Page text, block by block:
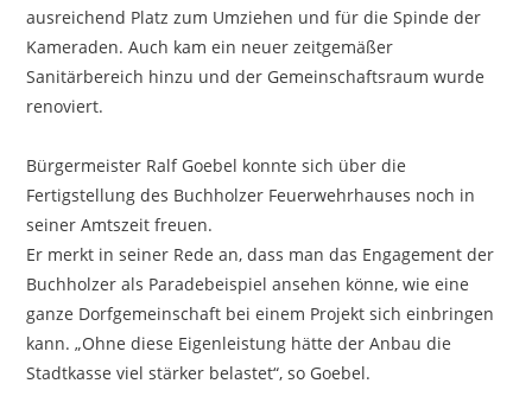
ausreichend Platz zum Umziehen und für die Spinde der
Kameraden. Auch kam ein neuer zeitgemäßer
Sanitärbereich hinzu und der Gemeinschaftsraum wurde
renoviert.
Bürgermeister Ralf Goebel konnte sich über die
Fertigstellung des Buchholzer Feuerwehrhauses noch in
seiner Amtszeit freuen.
Er merkt in seiner Rede an, dass man das Engagement der
Buchholzer als Paradebeispiel ansehen könne, wie eine
ganze Dorfgemeinschaft bei einem Projekt sich einbringen
kann. „Ohne diese Eigenleistung hätte der Anbau die
Stadtkasse viel stärker belastet“, so Goebel.